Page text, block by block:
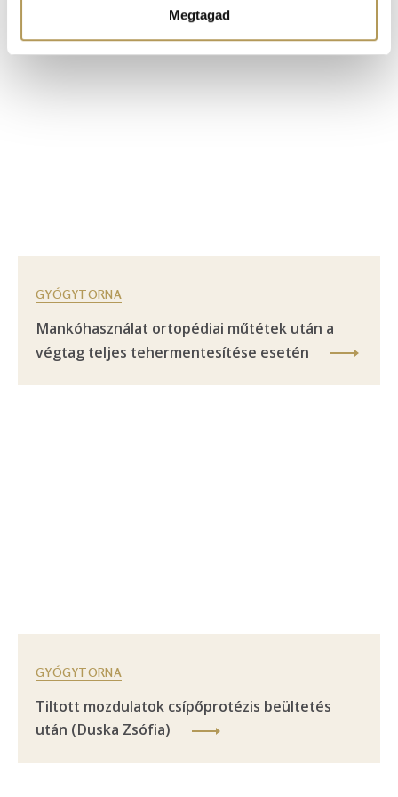
Megtagad
GYÓGYTORNA
Mankóhasználat ortopédiai műtétek után a
végtag teljes tehermentesítése esetén
GYÓGYTORNA
Tiltott mozdulatok csípőprotézis beültetés
után (Duska Zsófia)